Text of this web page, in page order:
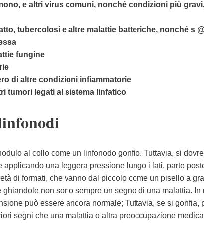
e altri virus comuni, nonché condizioni più
tubercolosi e altre malattie batteriche, nonché s
fungine
di altre condizioni infiammatorie
tumori legati al sistema linfatico
al collo come un linfonodo gonfio. Tuttavia, si
una leggera pressione lungo i lati, parte
di formati, che vanno dal piccolo come un pisello a
non sono sempre un segno di una malattia. In
può essere ancora normale; Tuttavia, se si gonfia,
segni che una malattia o altra preoccupazione